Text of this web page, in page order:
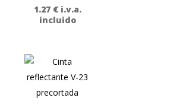
1.27 € i.v.a.
incluido